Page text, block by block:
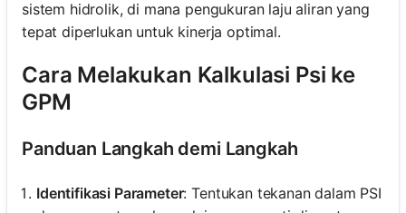
sistem hidrolik, di mana pengukuran laju aliran yang
tepat diperlukan untuk kinerja optimal.
Cara Melakukan Kalkulasi Psi ke
GPM
Panduan Langkah demi Langkah
Identifikasi Parameter: Tentukan tekanan dalam PSI